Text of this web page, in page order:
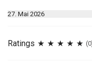
27. Mai 2026
Ratings